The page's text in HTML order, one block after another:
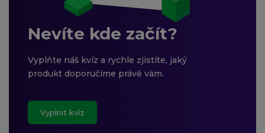
Nevíte kde začít?
Vyplňte náš kvíz a rychle zjistíte, jaký
produkt doporučíme právě vám.
Vyplnit kvíz